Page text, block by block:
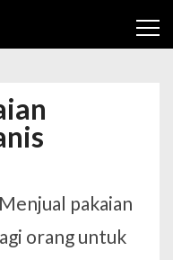
pakaian
orang untuk